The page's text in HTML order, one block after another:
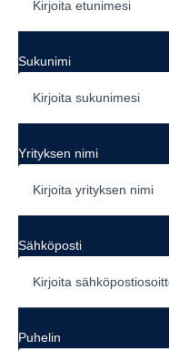
Sukunimi
Yrityksen nimi
Sähköposti
Puhelin